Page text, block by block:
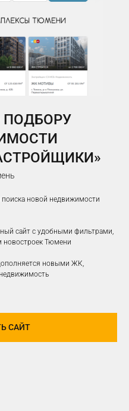
ПОДБОРУ
новой недвижимости
сайт с удобными фильтрами,
новостроек Тюмени
новыми ЖК,
САЙТ